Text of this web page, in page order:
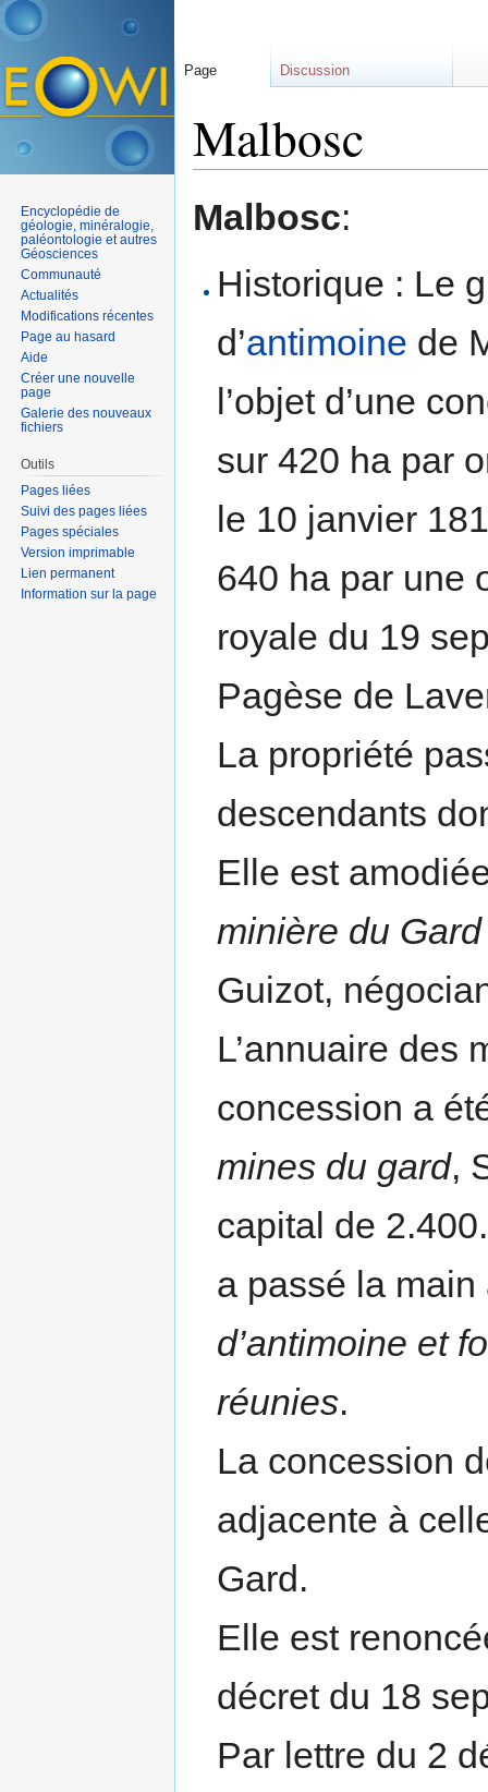
Malbosc
Malbosc:
Historique : Le
d’antimoine de
l’objet d’une
sur 420 ha par
le 10 janvier
640 ha par une
royale du 19
Pagèse de
La propriété
descendants
Elle est
minière du Gard
Guizot,
L’annuaire des
concession a
mines du gard,
capital de
a passé la
d’antimoine et
réunies.
La concession
adjacente à
Gard.
Elle est
décret du 18
Par lettre du 2
Page Discussion
Encyclopédie de
géologie, minéralogie,
paléontologie et autres
Géosciences
Communauté
Actualités
Modifications récentes
Page au hasard
Aide
Créer une nouvelle
page
Galerie des nouveaux
fichiers
Outils
Pages liées
Suivi des pages liées
Pages spéciales
Version imprimable
Lien permanent
Information sur la page